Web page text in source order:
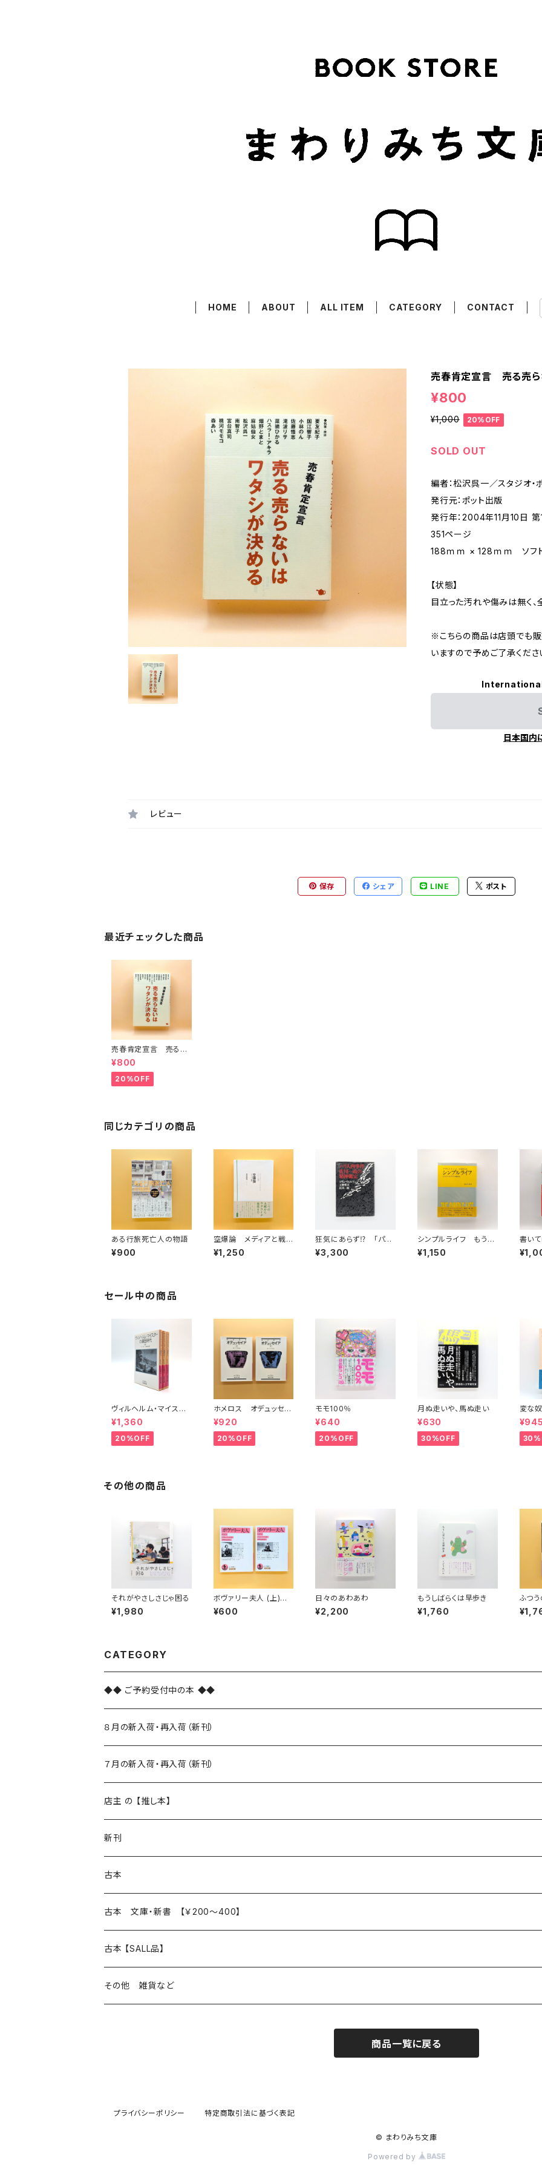
HOME ABOUT ALL ITEM CATEGORY CONTACT
売春肯定宣言 売る売ら
¥800
¥1,000 20%OFF
SOLD OUT
編者：松沢呉一／スタジオ・
発行元：ポット出版
発行年：2004年11月10日
351ページ
188ｍｍ × 128ｍｍ ソフ
【状態】
目立った汚れや傷みは無く、
※こちらの商品は店頭でも販
いますので予めご了承くださ
日本国内
レビュー
保存 シェア LINE ポスト
最近チェックした商品
売春肯定宣言 売る売
らないはワタシが決め
る
¥800
20%OFF
同じカテゴリの商品
ある行旅死亡人の物語
¥900
空爆論 メディアと戦
争（クリティーク社会
学）
¥1,250
狂気にあらず⁉ 「パリ
人肉事件」佐川一政の
精神鑑定
¥3,300
シンプルライフ もうひ
とつのアメリカ精神史
¥1,150
書い
本経
セール中の商品
ヴィルヘルム・マイスタ
ーの遍歴時代 (上)(中)
(下)（岩波文庫）
¥1,360
20%OFF
ホメロス オデュッセイ
ア(上)(下) （岩波文庫）
¥920
20%OFF
モモ100％
¥640
20%OFF
月ぬ走いや、馬ぬ走い
¥630
30%OFF
変な
¥945
その他の商品
それがやさしさじゃ困る
¥1,980
ボヴァリー夫人 (上)
(下)（岩波文庫）
¥600
日々のあわあわ
¥2,200
もうしばらくは早歩き
¥1,760
ふつ
して生
CATEGORY
◆◆ ご予約受付中の本 ◆◆
８月の新入荷・再入荷（新刊）
新入荷
再入荷
７月の新入荷・再入荷（新刊）
新入荷
再入荷
店主 の 【推し本】
新刊
本 の あれこれ
読書のこと
本屋のこと
文芸
近代小説 エッセイ 戯曲（日本人作家）
現代小説 エッセイ 戯曲（日本人作家）
短歌 俳句 川柳
日々 の できこと
日常の 風景 群像
生き方 ライフスタイル
古本
本 の あれこれ
読書のこと
本屋のこと
日本文学
小説 エッセイ 戯曲（日本人作家）
海外文学
古本 文庫・新書 【￥200～400】
日本文学
小説 エッセイ 戯曲
海外文学
古本 【SALL品】
20％OFF
その他 雑貨など
商品一覧に戻る
プライバシーポリシー 特定商取引法に基づく表記
© まわりみち文庫
Powered by